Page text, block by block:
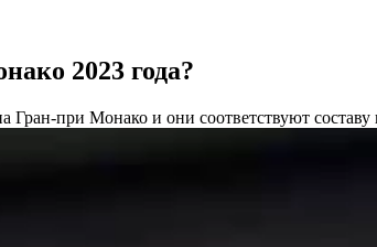
2023 года?
при Монако и они соответствуют